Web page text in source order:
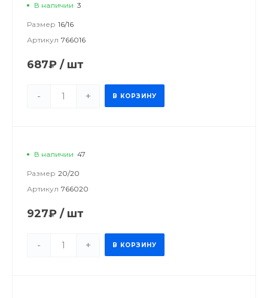
В наличии 3
Размер 16/16
Артикул 766016
687₽ / шт
- + В КОРЗИНУ
В наличии 47
Размер 20/20
Артикул 766020
927₽ / шт
- + В КОРЗИНУ